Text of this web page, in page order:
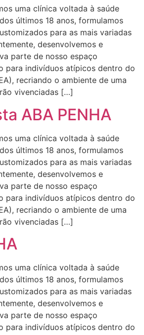
uma clínica voltada à saúde
últimos 18 anos, formulamos
para as mais variadas
desenvolvemos e
parte de nosso espaço
para indivíduos atípicos dentro do
recriando o ambiente de uma
vivenciadas […]
ABA PENHA
uma clínica voltada à saúde
últimos 18 anos, formulamos
para as mais variadas
desenvolvemos e
parte de nosso espaço
para indivíduos atípicos dentro do
recriando o ambiente de uma
vivenciadas […]
uma clínica voltada à saúde
últimos 18 anos, formulamos
para as mais variadas
desenvolvemos e
parte de nosso espaço
para indivíduos atípicos dentro do